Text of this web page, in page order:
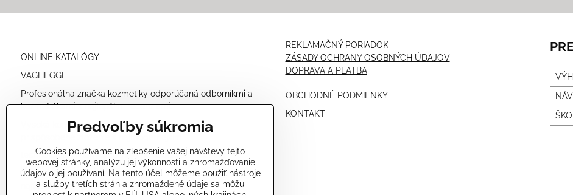
ONLINE KATALÓGY
VAGHEGGI
Profesionálna značka kozmetiky odporúčaná odborníkmi a
kozmetičkami s najlepšími recenziami.
Vysoká koncentrácia prírodných účinných látok a
prispôsobené zloženie s najmodernejšími
technológiami nám umožňuje ponúkať veľmi účinné
kozmetické produkty
najvyššej kvality a bezpečné pre vašu pokožku.
REKLAMAČNÝ PORIADOK
ZÁSADY OCHRANY OSOBNÝCH ÚDAJOV
DOPRAVA A PLATBA
OBCHODNÉ PODMIENKY
KONTAKT
Predvoľby súkromia
Cookies používame na zlepšenie vašej návštevy tejto
webovej stránky, analýzu jej výkonnosti a zhromažďovanie
údajov o jej používaní. Na tento účel môžeme použiť nástroje
a služby tretích strán a zhromaždené údaje sa môžu